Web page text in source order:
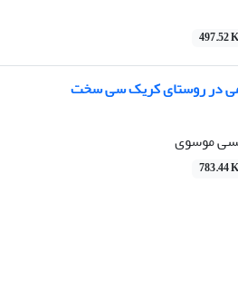
497.52
در روستای کریک سی سخت
موسوی
783.44